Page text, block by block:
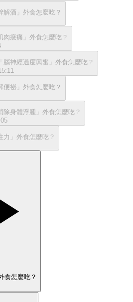
酒」外食怎麼吃？
痠痛」外食怎麼吃？
神經過度興奮」外食怎麼吃？
便祕」外食怎麼吃？
身體浮腫」外食怎麼吃？
」外食怎麼吃？
食怎麼吃？